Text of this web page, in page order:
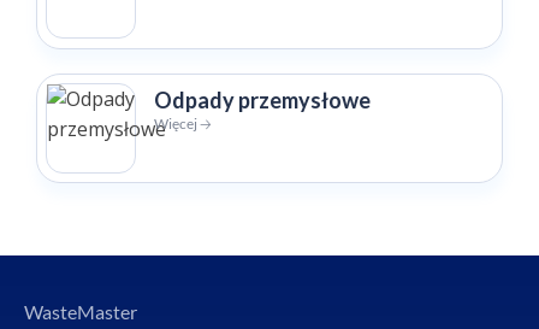
Odpady przemysłowe
Więcej 🡢
WasteMaster